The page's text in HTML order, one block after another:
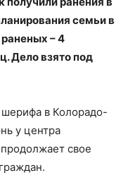
семьи в
– 4
Дело взято под
в Колорадо-
у центра
свое